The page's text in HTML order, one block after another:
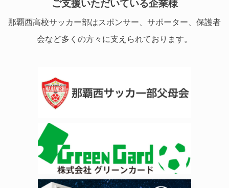
ご支援いただいている企業様
那覇西高校サッカー部はスポンサー、サポーター、保護者
会など多くの方々に支えられております。